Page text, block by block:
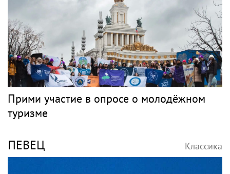
Прими участие в опросе о молодёжном
туризме
ПЕВЕЦ Классика